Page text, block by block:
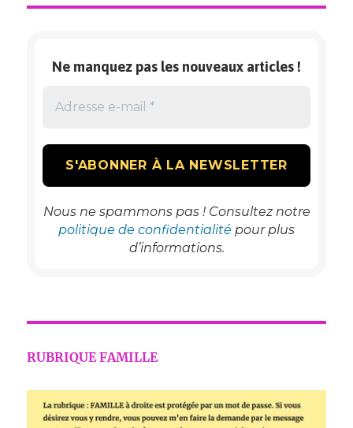
publications
ANT
Ne manquez pas les nouveaux articles !
Nous ne spammons pas ! Consultez notre
politique de confidentialité pour plus
d’informations.
RUBRIQUE FAMILLE